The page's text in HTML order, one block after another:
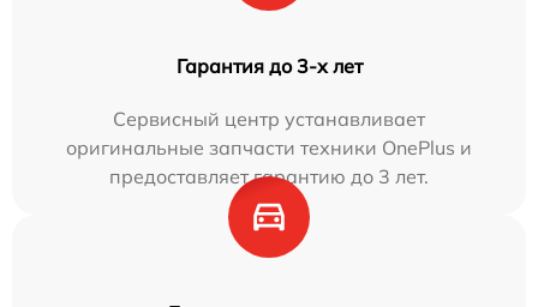
Гарантия до 3-х лет
Сервисный центр устанавливает
оригинальные запчасти техники OnePlus и
предоставляет гарантию до 3 лет.